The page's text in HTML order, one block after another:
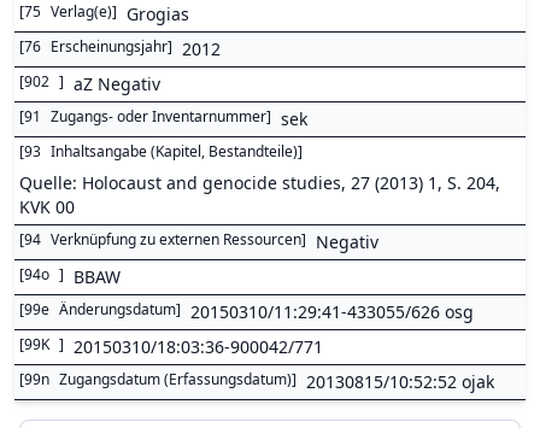
[75 Verlag(e)] Grogias
[76 Erscheinungsjahr] 2012
[902 ] aZ Negativ
[91 Zugangs- oder Inventarnummer] sek
[93 Inhaltsangabe (Kapitel, Bestandteile)]
Quelle: Holocaust and genocide studies, 27 (2013) 1, S. 204,
KVK 00
[94 Verknüpfung zu externen Ressourcen] Negativ
[94o ] BBAW
[99e Änderungsdatum] 20150310/11:29:41-433055/626 osg
[99K ] 20150310/18:03:36-900042/771
[99n Zugangsdatum (Erfassungsdatum)] 20130815/10:52:52 ojak